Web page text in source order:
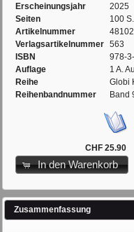
Erscheinungsjahr
2025
Seiten
100 S.
Artikelnummer
Verlagsartikelnummer
563
ISBN
978-
Auflage
1 A.
Reihe
Globi
Reihenbandnummer
Band
CHF 25.90
In den Warenkorb
Zusammenfassung